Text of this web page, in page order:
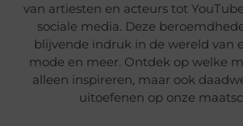
van artiesten en acteurs tot
sociale media. Deze
blijvende indruk in de wereld van
mode en meer. Ontdek op welke
alleen inspireren, maar ook
uitoefenen op onze